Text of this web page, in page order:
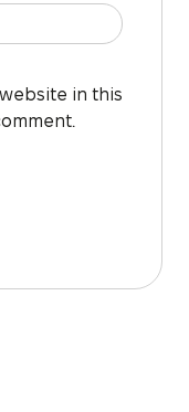
in this